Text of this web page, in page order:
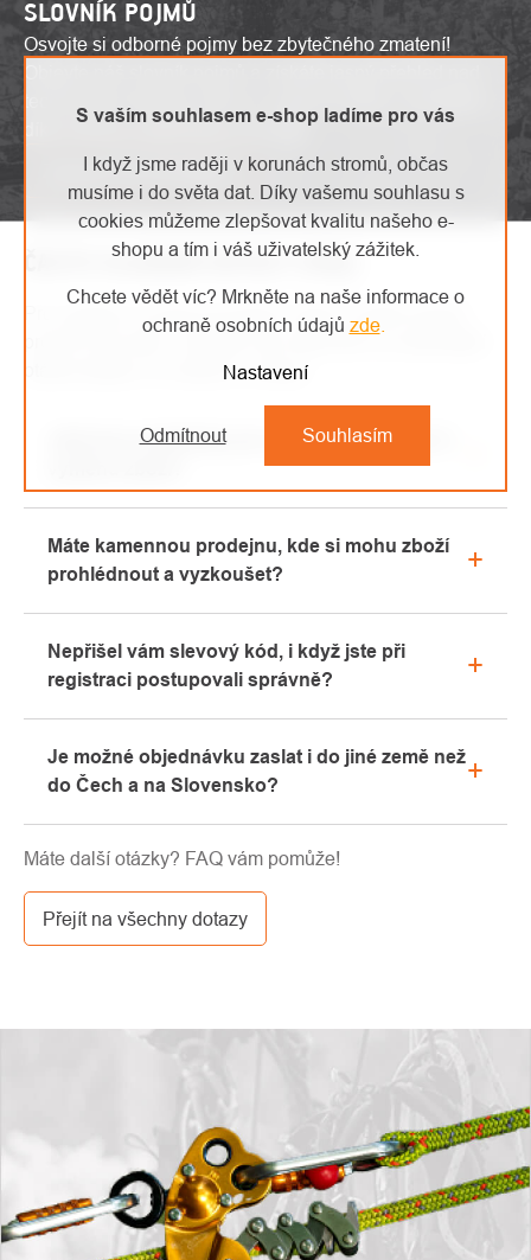
S vaším souhlasem e-shop ladíme pro vás
I když jsme raději v korunách stromů, občas
musíme i do světa dat. Díky vašemu souhlasu s
cookies můžeme zlepšovat kvalitu našeho e-
shopu a tím i váš uživatelský zážitek.
Chcete vědět víc? Mrkněte na naše informace o
ochraně osobních údajů zde.
Nastavení
Odmítnout Souhlasím
SLOVNÍK POJMŮ
Osvojte si odborné pojmy bez zbytečného zmatení!
díky našemu užitečnému slovníku.
Zobrazit slovník pojmů
ČASTO KLADENÉ DOTAZY (FAQ)
Pro snadné a rychlé pochopení našich služeb zkuste
pročíst FAQ sekci. Najdete zde odpovědi na nejčastější
otázky týkající se našeho e-shopu.
Jaké jsou podmínky pro reklamaci, vrácení či
v sekci "Vše o nákupu" nebo nás kontaktujte
emailem či telefonicky.
Máte kamennou prodejnu, kde si mohu zboží
prohlédnout a vyzkoušet?
Rádi vám zde poradíme s výběrem vhodného
vybavení, které si můžete vyzkoušet přímo v našem
showroomu.
Nepřišel vám slevový kód, i když jste při
registraci postupovali správně?
záložku „hromadné“ nebo „SPAM“, velice často zde
email s kódem končí. Pokud jste i přesto svůj
slevový kód nenalezli, kontaktujte nás na
info@pavouci.cz
Je možné objednávku zaslat i do jiné země než
do Čech a na Slovensko?
GLS. Cena této dopravy je dle kalkulace od
dopravce.
Máte další otázky? FAQ vám pomůže!
Přejít na všechny dotazy